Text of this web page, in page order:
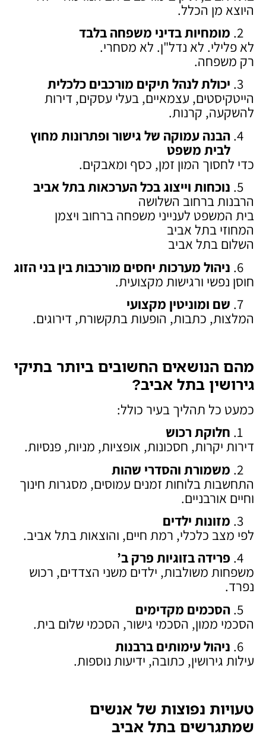
היוצא מן הכלל.
מומחיות בדיני משפחה בלבד
לא פלילי. לא נדל"ן. לא מסחרי.
רק משפחה.
יכולת לנהל תיקים מורכבים כלכלית
הייטקיסטים, עצמאיים, בעלי עסקים, דירות
להשקעה, קרנות.
הבנה עמוקה של גישור ופתרונות מחוץ
לבית משפט
כדי לחסוך המון זמן, כסף ומאבקים.
נוכחות וייצוג בכל הערכאות בתל אביב
הרבנות ברחוב השלושה
בית המשפט לענייני משפחה ברחוב ויצמן
המחוזי בתל אביב
השלום בתל אביב
ניהול מערכות יחסים מורכבות בין בני הזוג
חוסן נפשי ורגישות מקצועית.
שם ומוניטין מקצועי
המלצות, כתבות, הופעות בתקשורת, דירוגים.
מהם הנושאים החשובים ביותר בתיקי
גירושין בתל אביב?
כמעט כל תהליך בעיר כולל:
חלוקת רכוש
דירות יקרות, חסכונות, אופציות, מניות, פנסיות.
משמורת והסדרי שהות
התחשבות בלוחות זמנים עמוסים, מסגרות חינוך
וחיים אורבניים.
מזונות ילדים
לפי מצב כלכלי, רמת חיים, והוצאות בתל אביב.
פרידה בזוגיות פרק ב’
משפחות משולבות, ילדים משני הצדדים, רכוש
נפרד.
הסכמים מקדימים
הסכמי ממון, הסכמי גישור, הסכמי שלום בית.
ניהול עימותים ברבנות
עילות גירושין, כתובה, ידיעות נוספות.
טעויות נפוצות של אנשים
שמתגרשים בתל אביב